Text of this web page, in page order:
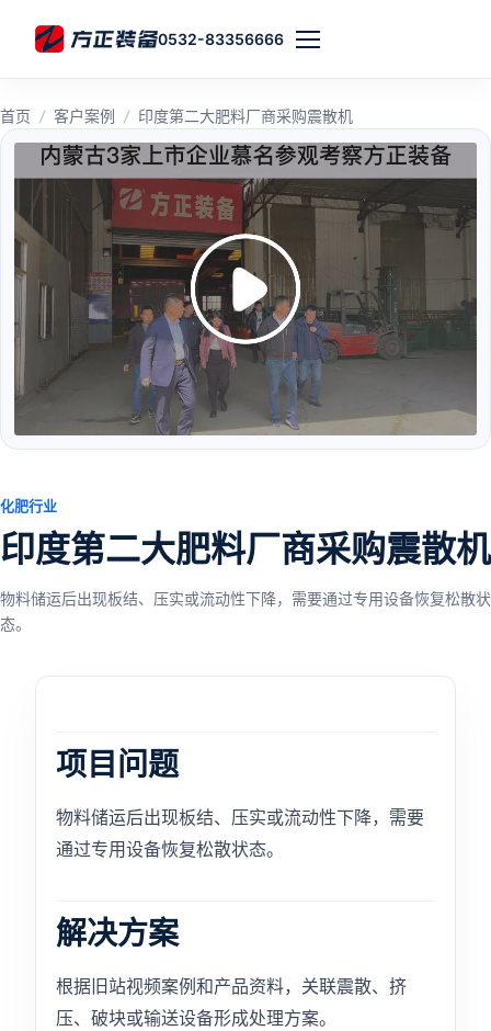
0532-83356666
首页 / 客户案例 / 印度第二大肥料厂商采购震散机
化肥行业
印度第二大肥料厂商采购震散机
物料储运后出现板结、压实或流动性下降，需要通过专用设备恢复松散状
态。
项目问题
物料储运后出现板结、压实或流动性下降，需要
通过专用设备恢复松散状态。
解决方案
根据旧站视频案例和产品资料，关联震散、挤
压、破块或输送设备形成处理方案。